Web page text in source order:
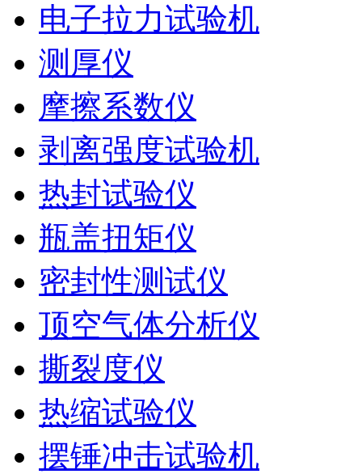
电子拉力试验机
测厚仪
摩擦系数仪
剥离强度试验机
热封试验仪
瓶盖扭矩仪
密封性测试仪
顶空气体分析仪
撕裂度仪
热缩试验仪
摆锤冲击试验机